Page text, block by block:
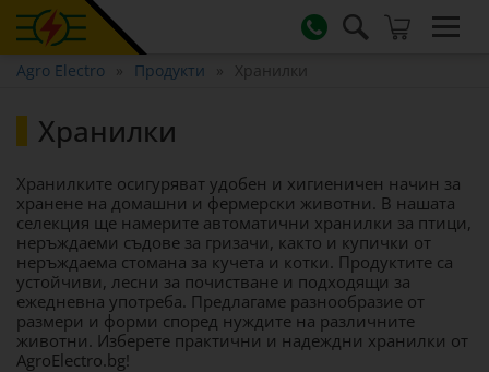
Agro Electro Продукти Хранилки
Хранилки
Хранилките осигуряват удобен и хигиеничен начин за
хранене на домашни и фермерски животни. В нашата
селекция ще намерите автоматични хранилки за птици,
неръждаеми съдове за гризачи, както и купички от
неръждаема стомана за кучета и котки. Продуктите са
устойчиви, лесни за почистване и подходящи за
ежедневна употреба. Предлагаме разнообразие от
размери и форми според нуждите на различните
животни. Изберете практични и надеждни хранилки от
AgroElectro.bg!